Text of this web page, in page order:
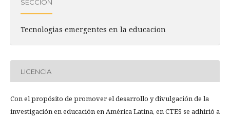
SECCIÓN
Tecnologias emergentes en la educacion
LICENCIA
Con el propósito de promover el desarrollo y divulgación de la
investigación en educación en América Latina, en CTES se adhirió a